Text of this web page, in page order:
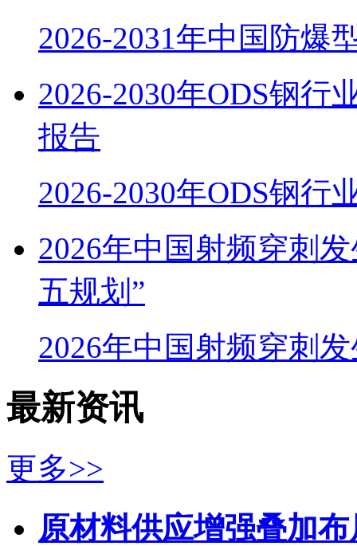
2026-2031年中国防爆
2026-2030年ODS钢行
报告
2026-2030年ODS钢行
2026年中国射频穿刺
五规划”
2026年中国射频穿刺
最新资讯
更多>>
原材料供应增强叠加